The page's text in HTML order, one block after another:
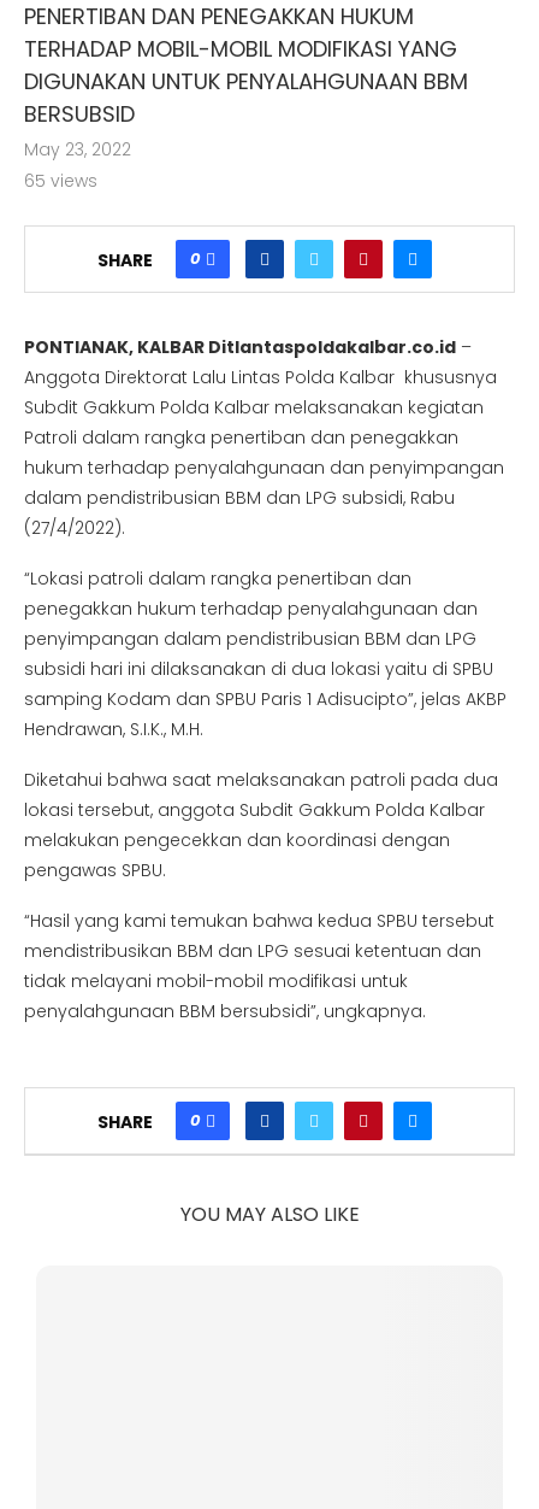
PENERTIBAN DAN PENEGAKKAN HUKUM
TERHADAP MOBIL-MOBIL MODIFIKASI YANG
DIGUNAKAN UNTUK PENYALAHGUNAAN BBM
BERSUBSID
May 23, 2022
65 views
SHARE 0
PONTIANAK, KALBAR Ditlantaspoldakalbar.co.id –
Anggota Direktorat Lalu Lintas Polda Kalbar khususnya
Subdit Gakkum Polda Kalbar melaksanakan kegiatan
Patroli dalam rangka penertiban dan penegakkan
hukum terhadap penyalahgunaan dan penyimpangan
dalam pendistribusian BBM dan LPG subsidi, Rabu
(27/4/2022).
“Lokasi patroli dalam rangka penertiban dan
penegakkan hukum terhadap penyalahgunaan dan
penyimpangan dalam pendistribusian BBM dan LPG
subsidi hari ini dilaksanakan di dua lokasi yaitu di SPBU
samping Kodam dan SPBU Paris 1 Adisucipto”, jelas AKBP
Hendrawan, S.I.K., M.H.
Diketahui bahwa saat melaksanakan patroli pada dua
lokasi tersebut, anggota Subdit Gakkum Polda Kalbar
melakukan pengecekkan dan koordinasi dengan
pengawas SPBU.
“Hasil yang kami temukan bahwa kedua SPBU tersebut
mendistribusikan BBM dan LPG sesuai ketentuan dan
tidak melayani mobil-mobil modifikasi untuk
penyalahgunaan BBM bersubsidi”, ungkapnya.
SHARE 0
YOU MAY ALSO LIKE